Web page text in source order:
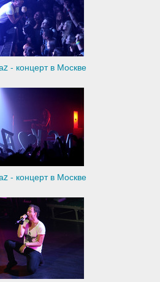
- концерт в Москве
- концерт в Москве